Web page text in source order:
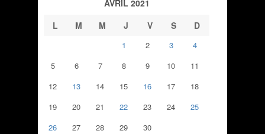
AVRIL 2021
L
M M J V S D
1 2 3
4
5
6 7 8 9 10
11
12
13 14 15 16 17
18
19
20 21 22 23 24
25
26
27 28 29
30